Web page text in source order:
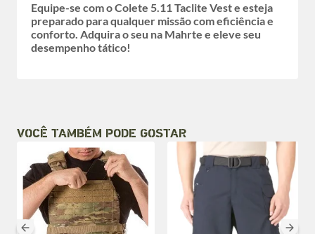
Equipe-se com o Colete 5.11 Taclite Vest e esteja
preparado para qualquer missão com eficiência e
conforto. Adquira o seu na Mahrte e eleve seu
desempenho tático!
VOCÊ TAMBÉM PODE GOSTAR